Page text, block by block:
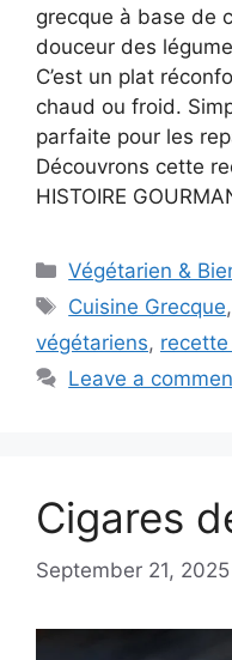
grecque à base de
douceur des
C’est un plat
chaud ou froid.
parfaite pour les
Découvrons cette
HISTOIRE
Categories
Végétarien &
Tags
Cuisine Grecque,
végétariens,
Leave a
Cigares
September 21, 2025